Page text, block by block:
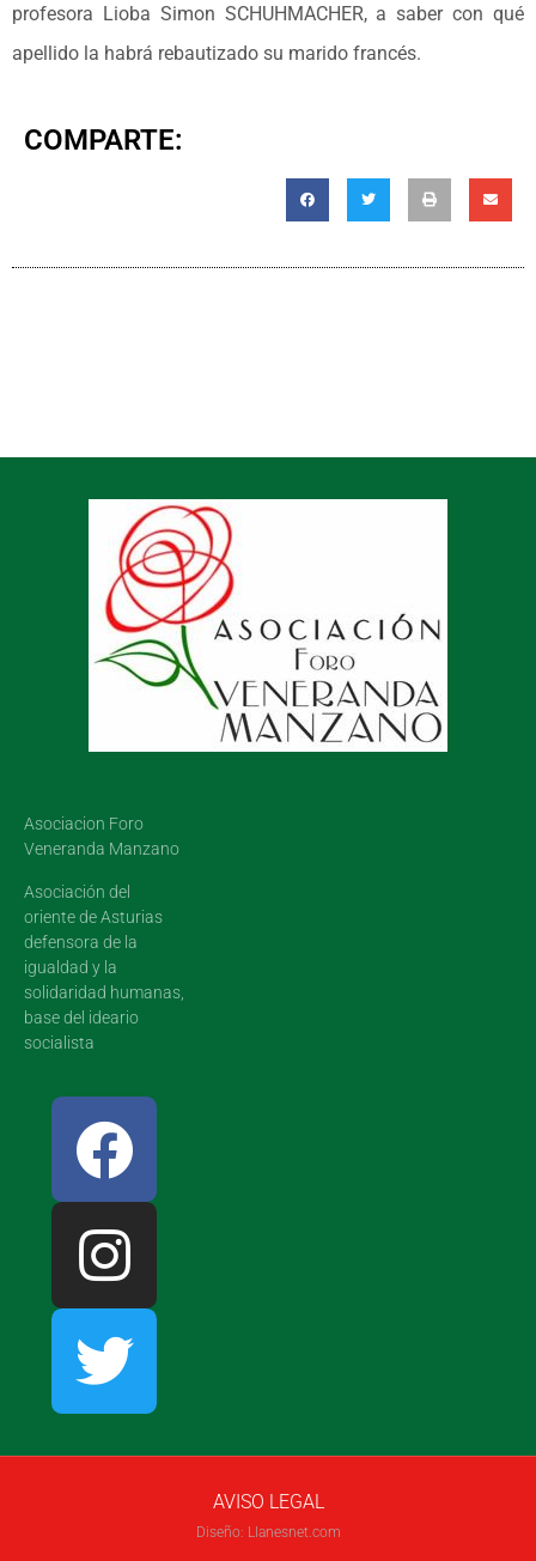
profesora Lioba Simon SCHUHMACHER, a saber con qué
apellido la habrá rebautizado su marido francés.
COMPARTE:
Asociacion Foro
Veneranda Manzano
Asociación del
oriente de Asturias
defensora de la
igualdad y la
solidaridad humanas,
base del ideario
socialista
AVISO LEGAL
Diseño: Llanesnet.com